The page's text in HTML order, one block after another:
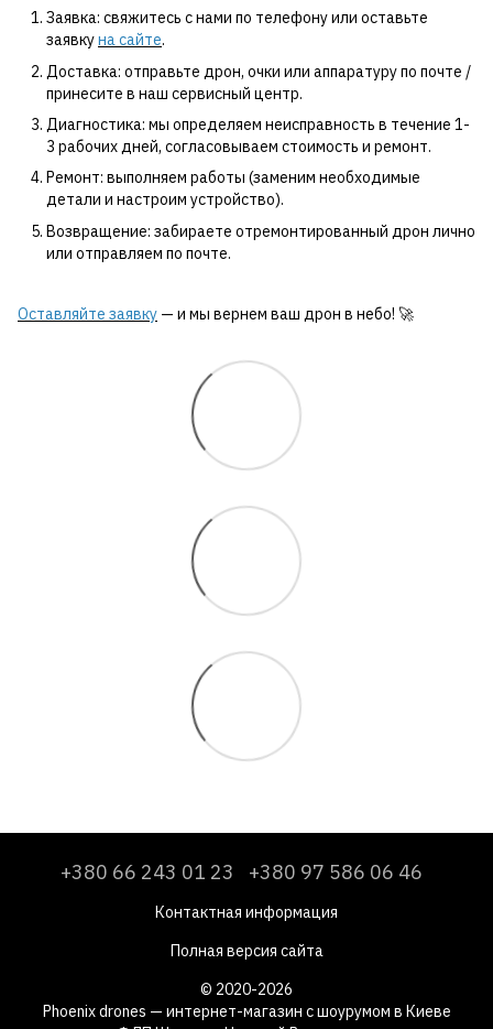
Заявка: свяжитесь с нами по телефону или оставьте
заявкуна сайте.
Доставка: отправьте дрон, очки или аппаратуру по почте /
принесите в наш сервисный центр.
Диагностика: мы определяем неисправность в течение 1-
3 рабочих дней, согласовываем стоимость и ремонт.
Ремонт: выполняем работы (заменим необходимые
детали и настроим устройство).
Возвращение: забираете отремонтированный дрон лично
или отправляем по почте.
Оставляйте заявку — и мы вернем ваш дрон в небо! 🚀
+380 66 243 01 23 +380 97 586 06 46
Контактная информация
Полная версия сайта
© 2020-2026
Phoenix drones — интернет-магазин с шоурумом в Киеве